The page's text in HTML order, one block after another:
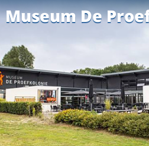
Museum De